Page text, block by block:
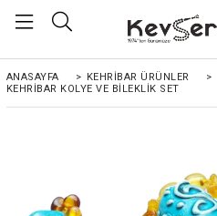
ANASAYFA > KEHRİBAR ÜRÜNLER >
KEHRIBAR KOLYE VE BILEKLIK SET